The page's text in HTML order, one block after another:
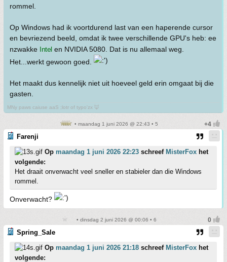
rommel.
Op Windows had ik voortdurend last van een haperende cursor
en bevriezend beeld, omdat ik twee verschillende GPU's heb: ee
nzwakke Intelen NVIDIA 5080. Dat is nu allemaal weg.
Het...werkt gewoon goed.
Het maakt dus kennelijk niet uit hoeveel geld erin omgaat bij die
gasten.
MNy paws caiuse aaS ;lotr of typo'zx 🦊
• maandag 1 juni 2026 @ 22:43 • 5
Farenji
Op maandag 1 juni 2026 22:23 schreef MisterFox het
volgende:
Het draait onverwacht veel sneller en stabieler dan die Windows
rommel.
Onverwacht?
• dinsdag 2 juni 2026 @ 00:06 • 6
Spring_Sale
Op maandag 1 juni 2026 21:18 schreef MisterFox het
volgende: